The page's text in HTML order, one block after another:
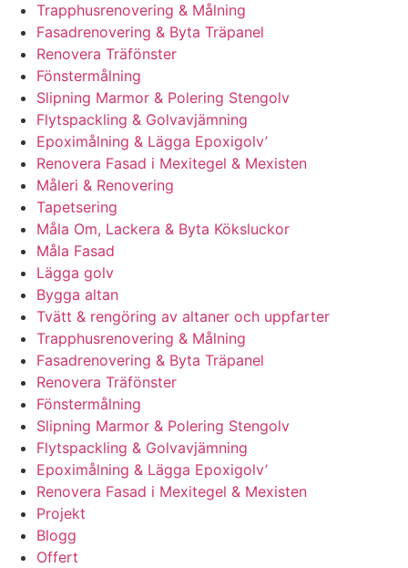
Trapphusrenovering & Målning
Fasadrenovering & Byta Träpanel
Renovera Träfönster
Fönstermålning
Slipning Marmor & Polering Stengolv
Flytspackling & Golvavjämning
Epoximålning & Lägga Epoxigolv’
Renovera Fasad i Mexitegel & Mexisten
Måleri & Renovering
Tapetsering
Måla Om, Lackera & Byta Köksluckor
Måla Fasad
Lägga golv
Bygga altan
Tvätt & rengöring av altaner och uppfarter
Trapphusrenovering & Målning
Fasadrenovering & Byta Träpanel
Renovera Träfönster
Fönstermålning
Slipning Marmor & Polering Stengolv
Flytspackling & Golvavjämning
Epoximålning & Lägga Epoxigolv’
Renovera Fasad i Mexitegel & Mexisten
Projekt
Blogg
Offert